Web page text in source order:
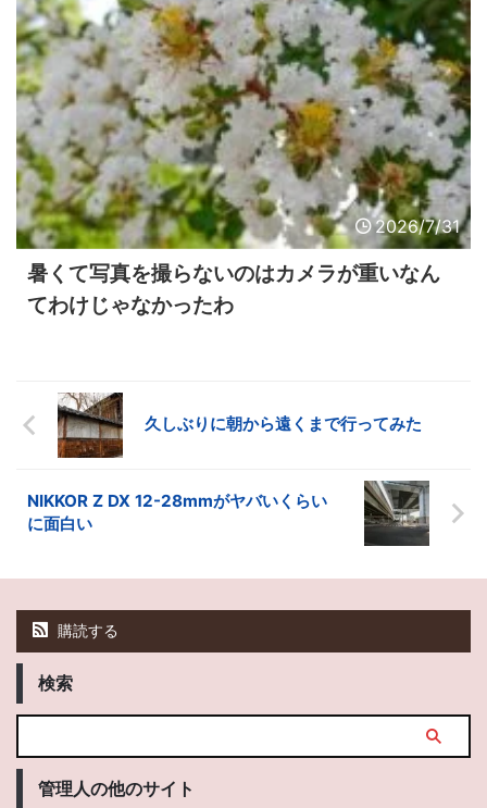
2026/7/31
暑くて写真を撮らないのはカメラが重いなん
てわけじゃなかったわ
久しぶりに朝から遠くまで行ってみた
NIKKOR Z DX 12-28mmがヤバいくらい
に面白い
購読する
検索
管理人の他のサイト